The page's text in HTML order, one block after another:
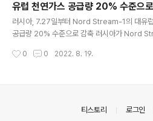
유럽 천연가스 공급량 20% 수준으
러시아, 7.27일부터 Nord Stream-1의 대유
공급량 20% 수준으로 감축 러시아가 Nord
나, 7월 27일 수요일부터 이를 20% 수준으로
평시의 Nord Stream-1 파이프라인 공급 물
0 0 2022. 8. 19.
티스토리 로그인